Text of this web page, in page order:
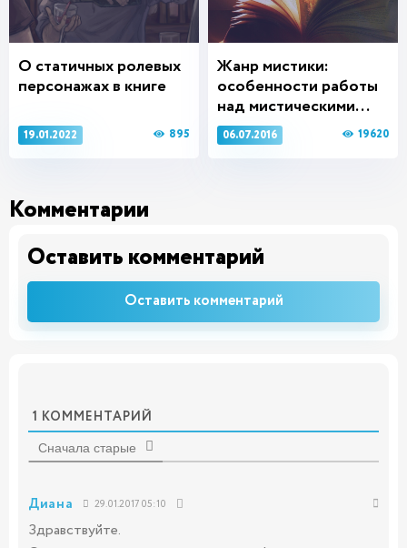
О статичных ролевых
персонажах в книге
19.01.2022 895
Жанр мистики:
особенности работы
над мистическими...
06.07.2016 19620
Комментарии
Оставить комментарий
Оставить комментарий
1 КОММЕНТАРИЙ
Сначала старые
Диана 29.01.2017 05:10
Здравствуйте.